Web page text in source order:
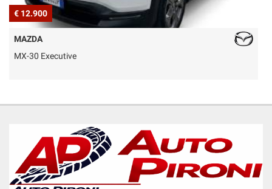
€ 12.900
MAZDA
MX-30 Executive